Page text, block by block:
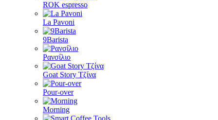
ROK espresso
La Pavoni
9Barista
Ρανσίλιο
Goat Story Τζίνα
Pour-over
Morning